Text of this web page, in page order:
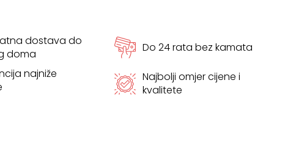
dostava do
doma
Do 24 rata bez kamata
najniže
Najbolji omjer cijene i
kvalitete